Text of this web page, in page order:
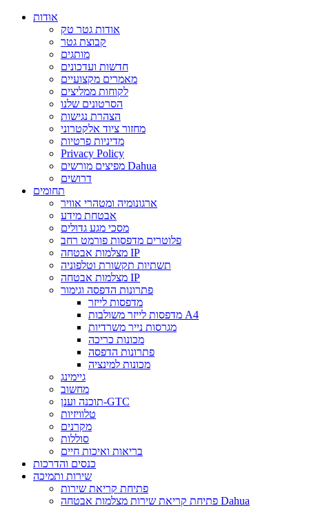
אודות
אודות גטר טק
קבוצת גטר
מותגים
חדשות ועדכונים
מאמרים מקצועיים
לקוחות ממליצים
הסרטונים שלנו
הצהרת נגישות
מחזור ציוד אלקטרוני
מדיניות פרטיות
Privacy Policy
מפיצים מורשים Dahua
דרושים
תחומים
ארגונומיה ומטהרי אוויר
אבטחת מידע
מסכי מגע גדולים
פלוטרים מדפסות פורמט רחב
מצלמות אבטחה IP
תשתיות תקשורת וטלפוניה
מצלמות אבטחה IP
פתרונות הדפסה וגימור
מדפסות לייזר
מדפסות לייזר משולבות A4
מגרסות נייר משרדיות
מכונות כריכה
פתרונות הדפסה
מכונות למינציה
גיימינג
מחשוב
תוכנה וענן-GTC
טלוויזיות
מקרנים
סוללות
בריאות ואיכות חיים
כנסים והדרכות
שירות ותמיכה
פתיחת קריאת שירות
פתיחת קריאת שירות מצלמות אבטחה Dahua